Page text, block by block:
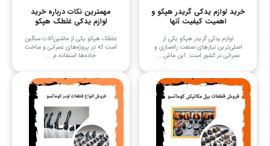
خرید لوازم یدکی گریدر هپکو و
اهمیت کیفیت آنها
لوازم یدکی گریدر هپکو یکی از
اصلی‌ترین نیازهای صنعت راه‌سازی و
عمرانی در کشور است. این ماش ...
مهمترین نکات درباره خرید
لوازم یدکی غلطک هپکو
غلطک هپکو یکی از ماشین‌آلات سنگین
است که در پروژه‌های عمرانی و ساخت
جاده‌ها استفاده م ...